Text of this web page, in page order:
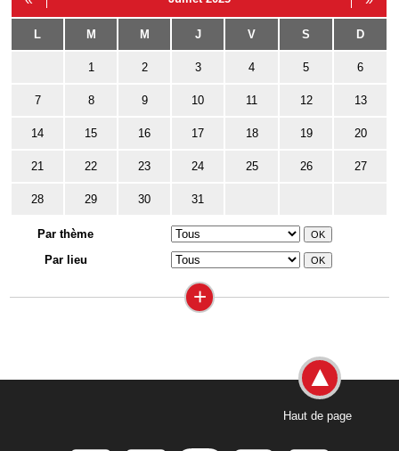
L M M J V S D
1 2 3 4 5 6
7 8 9 10 11 12 13
14 15 16 17 18 19 20
21 22 23 24 25 26 27
28 29 30 31
Par thème
Par lieu
+
Haut de page